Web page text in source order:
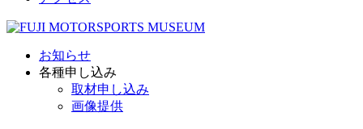
お知らせ
各種申し込み
取材申し込み
画像提供